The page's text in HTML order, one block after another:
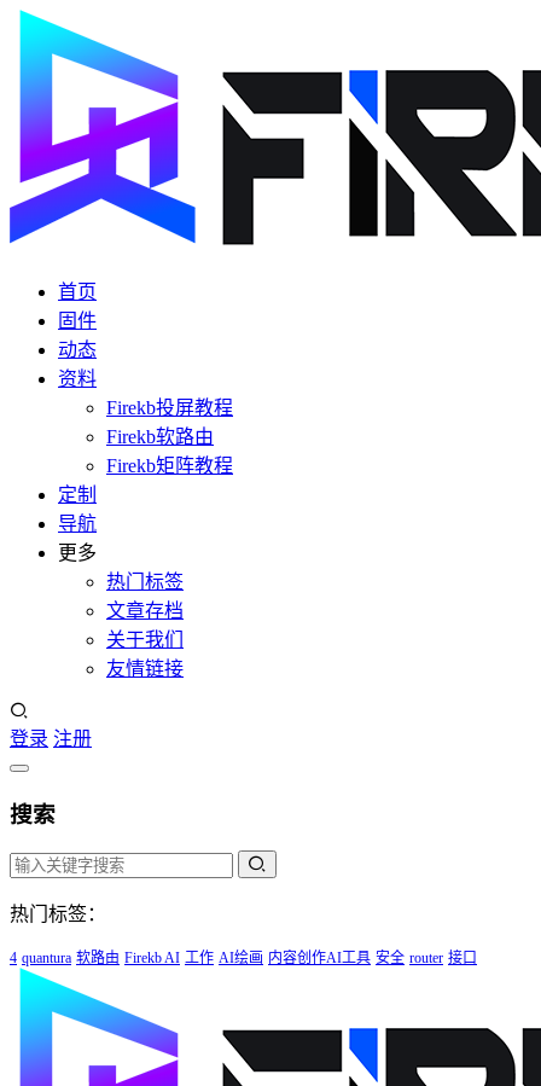
首页
固件
动态
资料
Firekb投屏教程
Firekb软路由
Firekb矩阵教程
定制
导航
更多
热门标签
文章存档
关于我们
友情链接
登录 注册
搜索
热门标签：
4 quantura 软路由 Firekb AI 工作 AI绘画 内容创作AI工具 安全 router 接口